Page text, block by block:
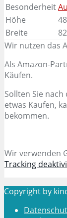
Besonderheit
Höhe
Breite
Wir nutzen das
Als Amazon-
Käufen.
Sollten Sie
etwas Kaufen,
bekommen.
Wir verwenden
Tracking
Copyright by